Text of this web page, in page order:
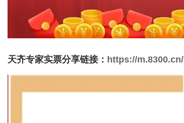
天齐专家实票分享链接： https://m.8300.cn/